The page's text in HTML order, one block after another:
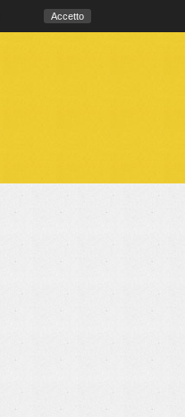
Accetto